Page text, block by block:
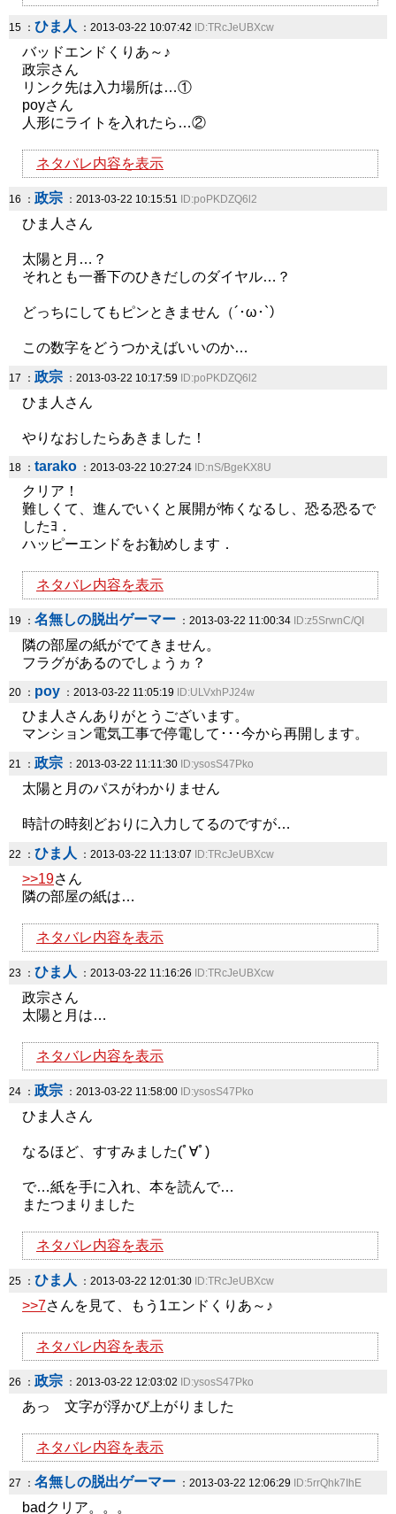
15 ： ひま人 ：2013-03-22 10:07:42 ID:TRcJeUBXcw
バッドエンドくりあ～♪
政宗さん
リンク先は入力場所は…①
poyさん
人形にライトを入れたら…②
ネタバレ内容を表示
16 ： 政宗 ：2013-03-22 10:15:51 ID:poPKDZQ6l2
ひま人さん
太陽と月…？
それとも一番下のひきだしのダイヤル…？
どっちにしてもピンときません（´･ω･`）
この数字をどうつかえばいいのか…
17 ： 政宗 ：2013-03-22 10:17:59 ID:poPKDZQ6l2
ひま人さん
やりなおしたらあきました！
18 ： tarako ：2013-03-22 10:27:24 ID:nS/BgeKX8U
クリア！
難しくて、進んでいくと展開が怖くなるし、恐る恐るで
したﾖ．
ハッピーエンドをお勧めします．
ネタバレ内容を表示
19 ： 名無しの脱出ゲーマー ：2013-03-22 11:00:34 ID:z5SrwnC/QI
隣の部屋の紙がでてきません。
フラグがあるのでしょうヵ？
20 ： poy ：2013-03-22 11:05:19 ID:ULVxhPJ24w
ひま人さんありがとうございます。
マンション電気工事で停電して･･･今から再開します。
21 ： 政宗 ：2013-03-22 11:11:30 ID:ysosS47Pko
太陽と月のパスがわかりません
時計の時刻どおりに入力してるのですが…
22 ： ひま人 ：2013-03-22 11:13:07 ID:TRcJeUBXcw
>>19さん
隣の部屋の紙は…
ネタバレ内容を表示
23 ： ひま人 ：2013-03-22 11:16:26 ID:TRcJeUBXcw
政宗さん
太陽と月は…
ネタバレ内容を表示
24 ： 政宗 ：2013-03-22 11:58:00 ID:ysosS47Pko
ひま人さん
なるほど、すすみました(ﾟ∀ﾟ)
で…紙を手に入れ、本を読んで…
またつまりました
ネタバレ内容を表示
25 ： ひま人 ：2013-03-22 12:01:30 ID:TRcJeUBXcw
>>7さんを見て、もう1エンドくりあ～♪
ネタバレ内容を表示
26 ： 政宗 ：2013-03-22 12:03:02 ID:ysosS47Pko
あっ 文字が浮かび上がりました
ネタバレ内容を表示
27 ： 名無しの脱出ゲーマー ：2013-03-22 12:06:29 ID:5rrQhk7IhE
badクリア。。。